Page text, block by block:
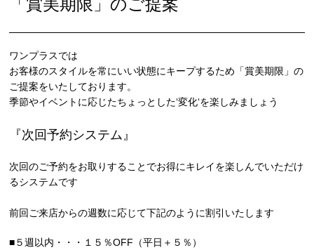
「賞美期限」のご提案
ワンプラスでは
お客様のスタイルを常にいい状態にキープするため「賞美期限」の
ご提案をいたしております。
季節やイベントに応じたちょっとした‘変化‘を楽しみましょう
『次回予約システム』
次回のご予約をお取りすることでお得にキレイを楽しんでいただけ
るシステムです
前回ご来店からの週数に応じて下記のように割引いたします
■５週以内・・・１５％OFF（平日＋５％）